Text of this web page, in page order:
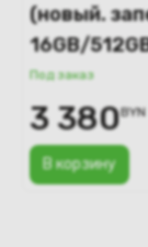
(новый.
16GB/
Под заказ
В корзину
3 380BYN